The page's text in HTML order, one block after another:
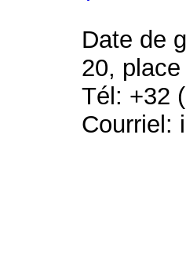
Date de
20,
Tél: +32
Courriel: